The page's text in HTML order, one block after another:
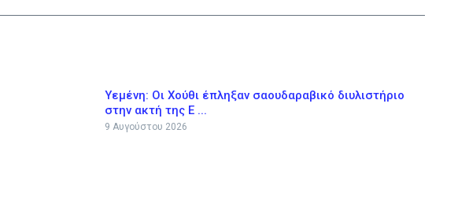
Υεμένη: Οι Χούθι έπληξαν σαουδαραβικό διυλιστήριο
στην ακτή της Ε ...
9 Αυγούστου 2026